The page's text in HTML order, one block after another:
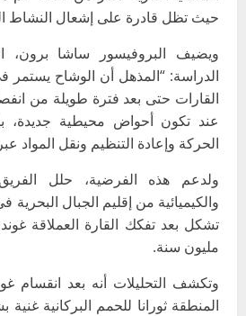
حيث تظل قادرة على إشعال النشاط
ويضيف البروفيسور ساشا برون،
الدراسة: “المذهل أن الوشاح يستمر
القارات حتى بعد فترة طويلة من
عند تكون أحواض محيطية جديدة،
الحركة وإعادة التنظيم ونقل
ولدعم هذه الفرضية، حلل الفريق
والكيميائية من إقليم الجبال
مليون سنة.
وتكشف التحليلات أنه بعد انقسام
المنطقة ثورانا للحمم البركانية